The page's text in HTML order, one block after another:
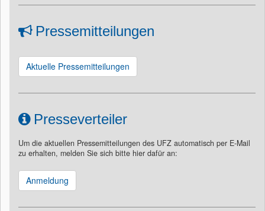
Pressemitteilungen
Aktuelle Pressemitteilungen
Presseverteiler
Um die aktuellen Pressemitteilungen des UFZ automatisch per E-Mail
zu erhalten, melden Sie sich bitte hier dafür an:
Anmeldung